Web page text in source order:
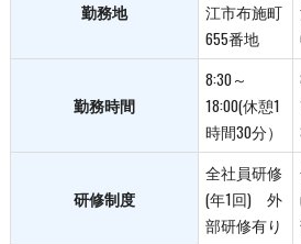
勤務地
江市布施町
655番地
勤務時間
8:30～
18:00(休憩1
時間30分）
研修制度
全社員研修
(年1回) 外
部研修有り